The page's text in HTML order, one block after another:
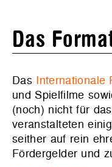
Das
Das Internationale
und Spielfilme
(noch) nicht für
veranstalteten
seither auf rein
Fördergelder und